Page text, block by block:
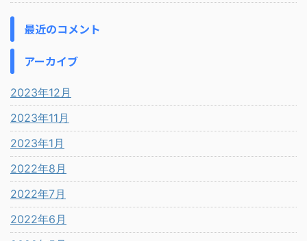
最近のコメント
アーカイブ
2023年12月
2023年11月
2023年1月
2022年8月
2022年7月
2022年6月